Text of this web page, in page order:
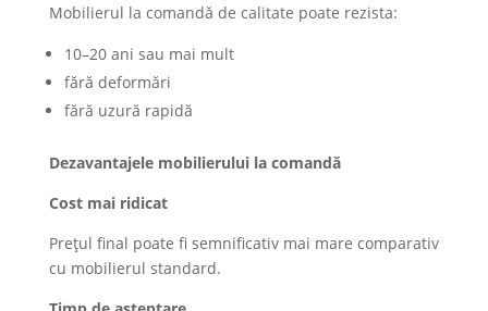
Mobilierul la comandă de calitate poate rezista:
10–20 ani sau mai mult
fără deformări
fără uzură rapidă
Dezavantajele mobilierului la comandă
Cost mai ridicat
Prețul final poate fi semnificativ mai mare comparativ
cu mobilierul standard.